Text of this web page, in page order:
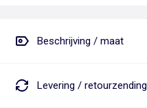
Beschrijving / maat
Levering / retourzending